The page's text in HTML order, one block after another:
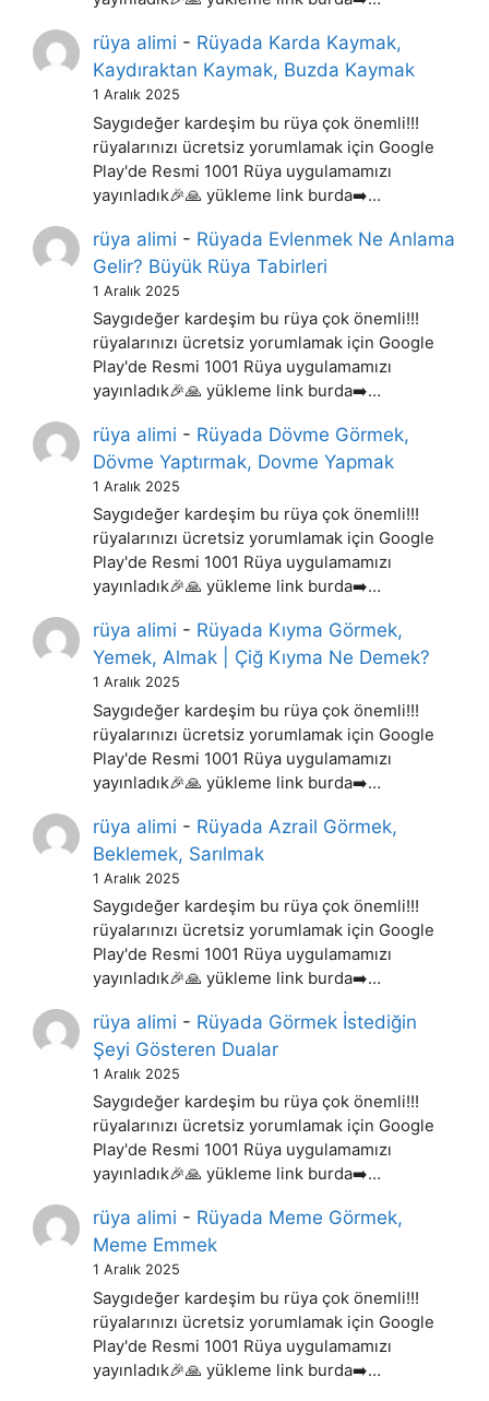
rüya alimi - Rüyada Karda Kaymak,
Kaydıraktan Kaymak, Buzda Kaymak
1 Aralık 2025
Saygıdeğer kardeşim bu rüya çok önemli!!!
rüyalarınızı ücretsiz yorumlamak için Google
Play'de Resmi 1001 Rüya uygulamamızı
yayınladık🎉🙏 yükleme link burda➡️…
rüya alimi - Rüyada Evlenmek Ne Anlama
Gelir? Büyük Rüya Tabirleri
1 Aralık 2025
Saygıdeğer kardeşim bu rüya çok önemli!!!
rüyalarınızı ücretsiz yorumlamak için Google
Play'de Resmi 1001 Rüya uygulamamızı
yayınladık🎉🙏 yükleme link burda➡️…
rüya alimi - Rüyada Dövme Görmek,
Dövme Yaptırmak, Dovme Yapmak
1 Aralık 2025
Saygıdeğer kardeşim bu rüya çok önemli!!!
rüyalarınızı ücretsiz yorumlamak için Google
Play'de Resmi 1001 Rüya uygulamamızı
yayınladık🎉🙏 yükleme link burda➡️…
rüya alimi - Rüyada Kıyma Görmek,
Yemek, Almak | Çiğ Kıyma Ne Demek?
1 Aralık 2025
Saygıdeğer kardeşim bu rüya çok önemli!!!
rüyalarınızı ücretsiz yorumlamak için Google
Play'de Resmi 1001 Rüya uygulamamızı
yayınladık🎉🙏 yükleme link burda➡️…
rüya alimi - Rüyada Azrail Görmek,
Beklemek, Sarılmak
1 Aralık 2025
Saygıdeğer kardeşim bu rüya çok önemli!!!
rüyalarınızı ücretsiz yorumlamak için Google
Play'de Resmi 1001 Rüya uygulamamızı
yayınladık🎉🙏 yükleme link burda➡️…
rüya alimi - Rüyada Görmek İstediğin
Şeyi Gösteren Dualar
1 Aralık 2025
Saygıdeğer kardeşim bu rüya çok önemli!!!
rüyalarınızı ücretsiz yorumlamak için Google
Play'de Resmi 1001 Rüya uygulamamızı
yayınladık🎉🙏 yükleme link burda➡️…
rüya alimi - Rüyada Meme Görmek,
Meme Emmek
1 Aralık 2025
Saygıdeğer kardeşim bu rüya çok önemli!!!
rüyalarınızı ücretsiz yorumlamak için Google
Play'de Resmi 1001 Rüya uygulamamızı
yayınladık🎉🙏 yükleme link burda➡️…